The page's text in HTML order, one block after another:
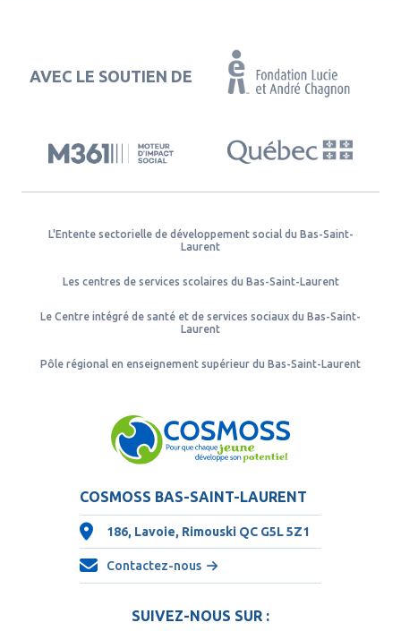
AVEC LE SOUTIEN DE
L'Entente sectorielle de développement social du Bas-Saint-
Laurent
Les centres de services scolaires du Bas-Saint-Laurent
Le Centre intégré de santé et de services sociaux du Bas-Saint-
Laurent
Pôle régional en enseignement supérieur du Bas-Saint-Laurent
COSMOSS BAS-SAINT-LAURENT
186, Lavoie, Rimouski QC G5L 5Z1
Contactez-nous
SUIVEZ-NOUS SUR :